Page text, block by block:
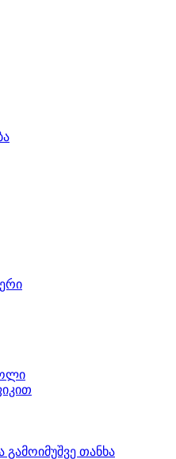
გამოიმუშვე თანხა